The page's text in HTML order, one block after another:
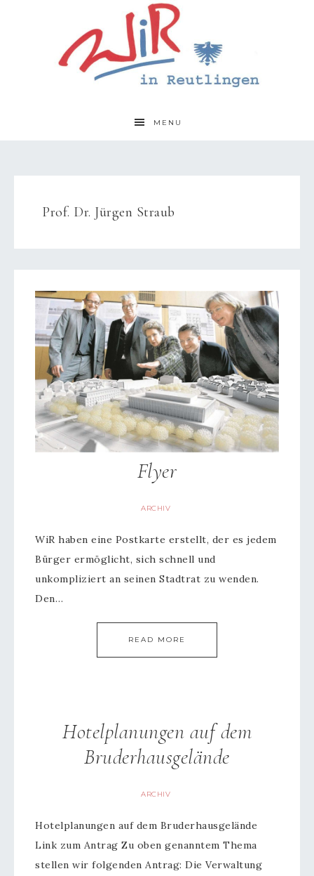
MENU
Prof. Dr. Jürgen Straub
Flyer
ARCHIV
WiR haben eine Postkarte erstellt, der es jedem
Bürger ermöglicht, sich schnell und
unkompliziert an seinen Stadtrat zu wenden.
Den…
READ MORE
Hotelplanungen auf dem
Bruderhausgelände
ARCHIV
Hotelplanungen auf dem Bruderhausgelände
Link zum Antrag Zu oben genanntem Thema
stellen wir folgenden Antrag: Die Verwaltung